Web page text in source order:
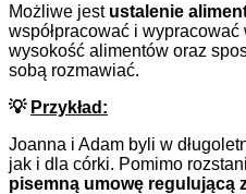
Możliwe jest ustalenie
współpracować i
wysokość alimentów oraz
sobą rozmawiać.
💡 Przykład:
Joanna i Adam byli w
jak i dla córki. Pomimo
pisemną umowę regulującą